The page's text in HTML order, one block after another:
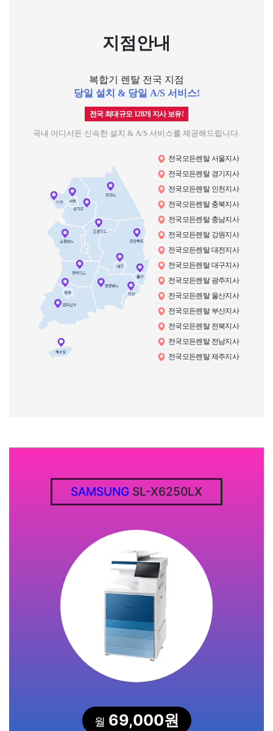
지점안내
복합기 렌탈 전국 지점
당일 설치 & 당일 A/S 서비스!
전국 최대규모 128개 지사 보유!
국내 어디서든 신속한 설치 & A/S 서비스를 제공해드립니다.
전국모든렌탈 서울지사
전국모든렌탈 경기지사
전국모든렌탈 인천지사
전국모든렌탈 충북지사
전국모든렌탈 충남지사
전국모든렌탈 강원지사
전국모든렌탈 대전지사
전국모든렌탈 대구지사
전국모든렌탈 광주지사
전국모든렌탈 울산지사
전국모든렌탈 부산지사
전국모든렌탈 전북지사
전국모든렌탈 전남지사
전국모든렌탈 제주지사
SAMSUNG SL-X6250LX
월 69,000원